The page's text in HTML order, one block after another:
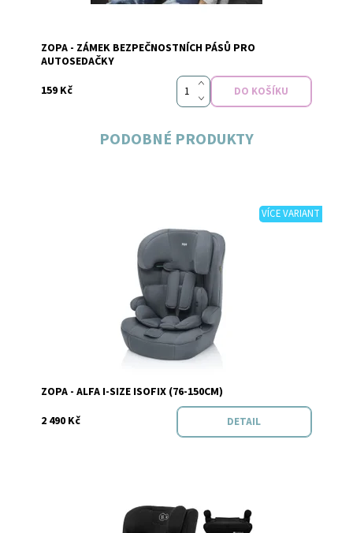
Značka: Zopa
ZOPA - ZÁMEK BEZPEČNOSTNÍCH PÁSŮ PRO
AUTOSEDAČKY
159 Kč
PODOBNÉ PRODUKTY
VÍCE VARIANT
Skladem
Zopa
ZOPA - ALFA I-SIZE ISOFIX (76-150CM)
2 490 Kč
DETAIL